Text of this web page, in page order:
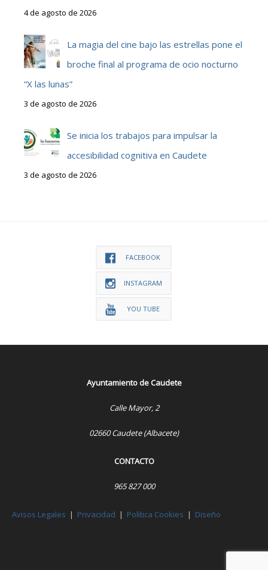
4 de agosto de 2026
La magia del cine bajo las estrellas pone el
broche final al programa de ocio nocturno
“X las lunas”
3 de agosto de 2026
Se inicia los trabajos para impulsar la
accesibilidad cognitiva en Caudete
3 de agosto de 2026
FACEBOOK
INSTAGRAM
YOU TUBE
Ayuntamiento de Caudete
Calle Mayor, 2
02660 Caudete (Albacete)
CONTACTO
965 827 000
Avisos Legales | Privacidad | Política Cookies | Diseño